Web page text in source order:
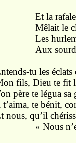
la rafale,
le
hurlements
sourds
tu les
fils, Dieu te fit
père te légua
t’aima, te bénit,
nous, qu’il
Nous n’en